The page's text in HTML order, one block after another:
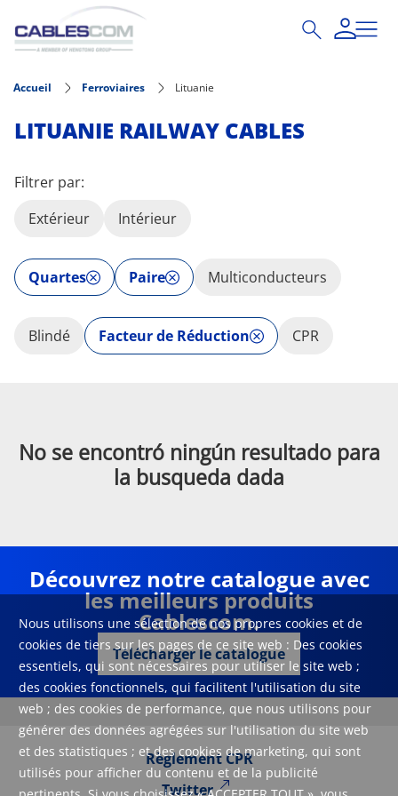
Aller au contenu principal
Nous utilisons une sélection de nos propres cookies et de
cookies de tiers sur les pages de ce site web : Des cookies
essentiels, qui sont nécessaires pour utiliser le site web ;
des cookies fonctionnels, qui facilitent l'utilisation du site
web ; des cookies de performance, que nous utilisons pour
générer des données agrégées sur l'utilisation du site web
et des statistiques ; et des cookies de marketing, qui sont
utilisés pour afficher du contenu et de la publicité
Accueil Ferroviaires Lituanie
LITUANIE RAILWAY CABLES
Filtrer par:
Extérieur
Intérieur
Quartes Paire Multiconducteurs
Blindé Facteur de Réduction CPR
No se encontró ningún resultado para
la busqueda dada
Découvrez notre catalogue avec
les meilleurs produits
Cablescom.
Télécharger le catalogue
Règlement CPR
Twitter